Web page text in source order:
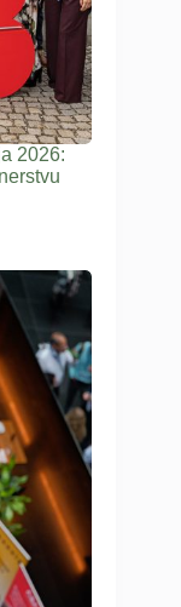
2026: